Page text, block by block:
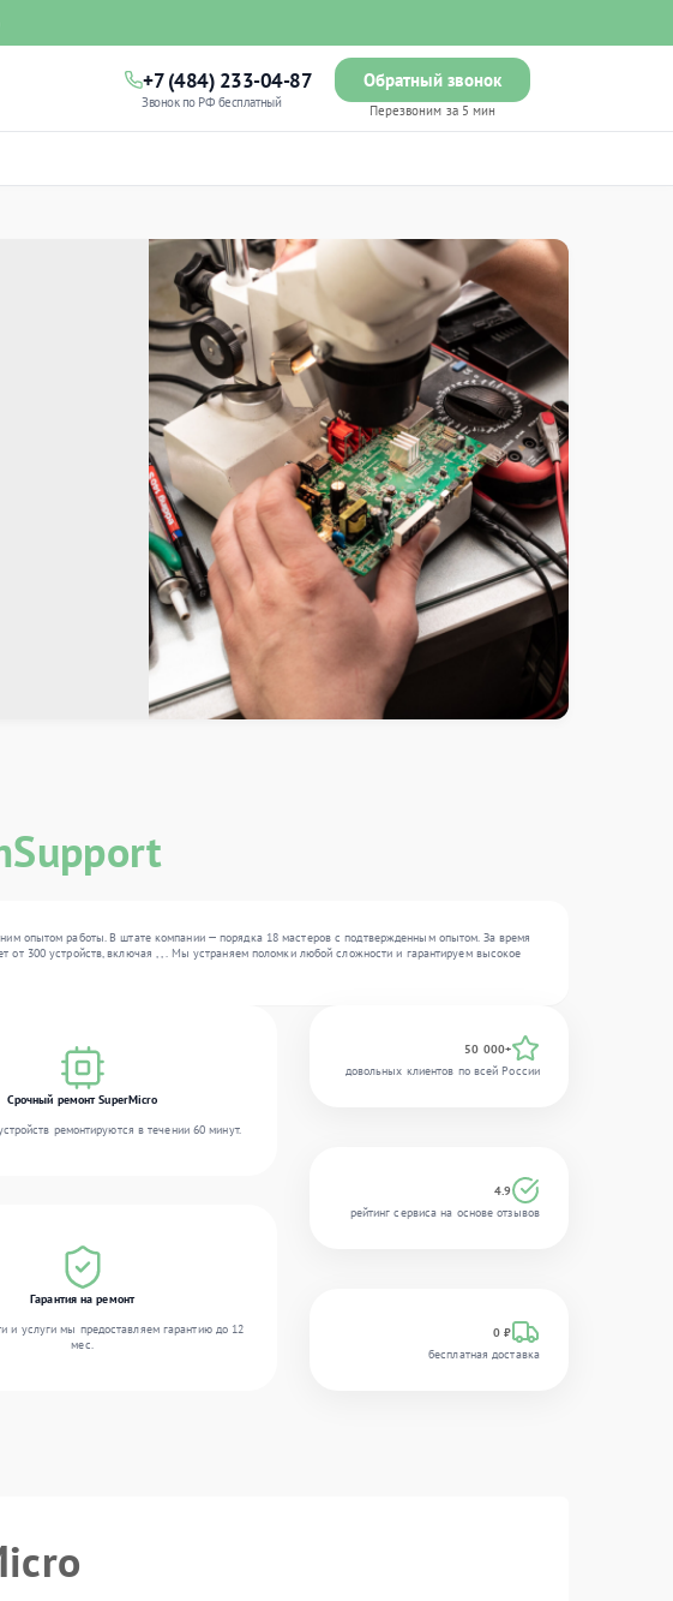
+7 (484) 233-04-87
Звонок по РФ бесплатный
Обратный звонок
Перезвоним за 5 мин
опытом работы. В штате компании — порядка 18 мастеров с подтвержденным опытом. За время
300 устройств, включая , , . Мы устраняем поломки любой сложности и гарантируем высокое
Срочный ремонт SuperMicro
ремонтируются в течении 60 минут.
Гарантия на ремонт
и услуги мы предоставляем гарантию до 12
мес.
50 000+
довольных клиентов по всей России
4.9
рейтинг сервиса на основе отзывов
0 ₽
бесплатная доставка